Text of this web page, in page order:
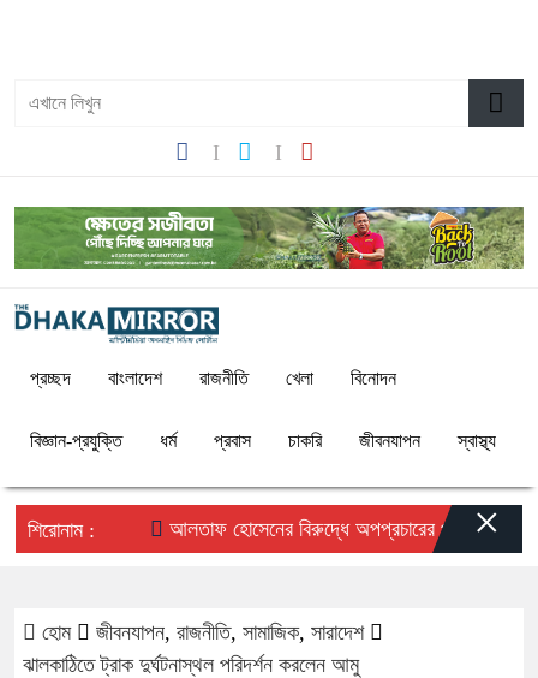
প্রচ্ছদ বাংলাদেশ রাজনীতি খেলা বিনোদন
বিজ্ঞান-প্রযুক্তি ধর্ম প্রবাস চাকরি জীবনযাপন স্বাস্থ্য
শিরোনাম : আলতাফ হোসেনের বিরুদ্ধে অপপ্রচারের প্রতিবাদে সচেতন
×
হোম জীবনযাপন, রাজনীতি, সামাজিক, সারাদেশ
ঝালকাঠিতে ট্রাক দুর্ঘটনাস্থল পরিদর্শন করলেন আমু